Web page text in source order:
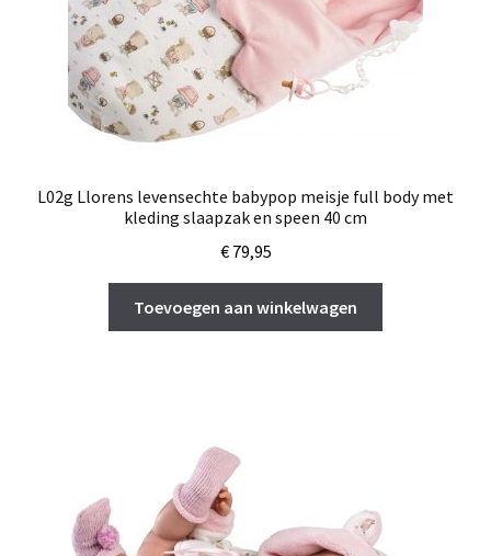
L02g Llorens levensechte babypop meisje full body met
kleding slaapzak en speen 40 cm
€79,95
Toevoegen aan winkelwagen